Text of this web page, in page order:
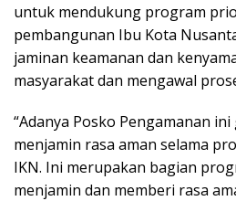
untuk mendukung program
pembangunan Ibu Kota
jaminan keamanan dan
masyarakat dan mengawal
“Adanya Posko Pengamanan
menjamin rasa aman selama
IKN. Ini merupakan bagian
menjamin dan memberi rasa